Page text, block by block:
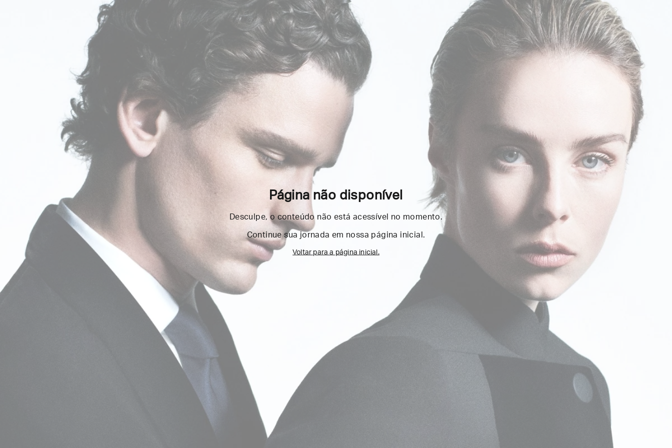
Página não disponível
Desculpe, o conteúdo não está acessível no momento.
Continue sua jornada em nossa página inicial.
Voltar para a página inicial.